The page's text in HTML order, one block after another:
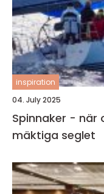
inspiration
04. July 2025
Spinnaker - när
mäktiga seglet